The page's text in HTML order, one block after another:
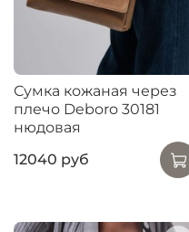
Сумка кожаная через
плечо Deboro 30181
нюдовая
12040 руб